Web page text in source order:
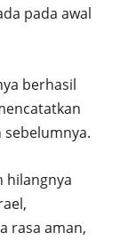
pada awal
berhasil
hilangnya
rasa aman,